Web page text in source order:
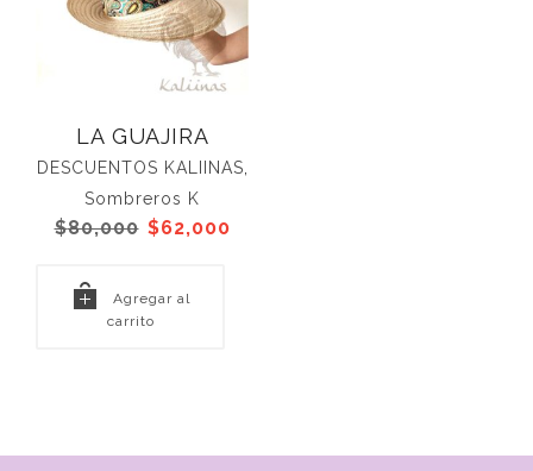
LA GUAJIRA
DESCUENTOS KALIINAS
Sombreros K
$80,000 El
era:
$80,000.
$62,000El
Agregar al
carrito